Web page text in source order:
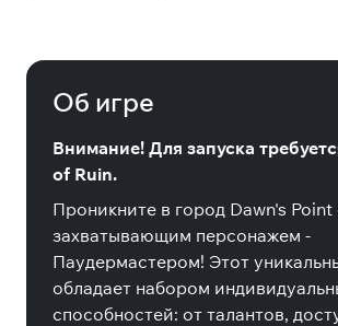
Об игре
Внимание! Для запуска
of Ruin.
Проникните в город Dawn's
захватывающим персонажем -
Паудермастером! Этот
обладает набором
способностей: от талантов,